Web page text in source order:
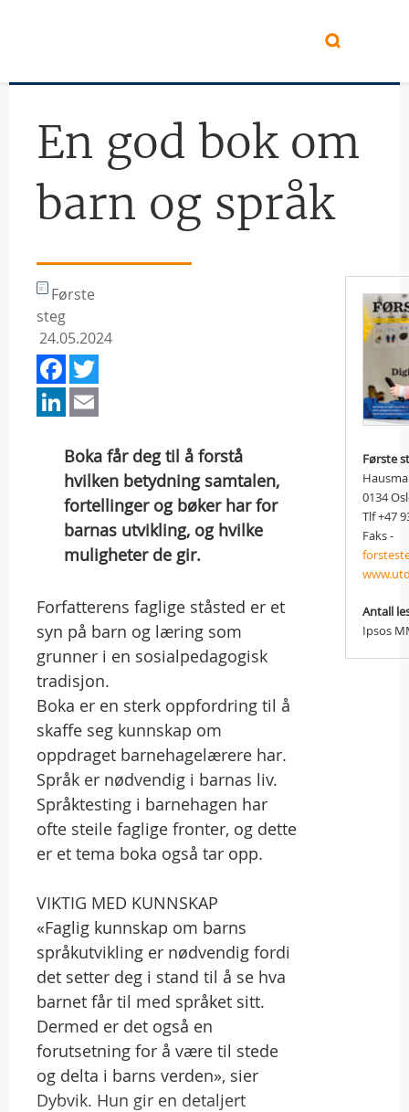
En god bok om
barn og språk
Første
steg
24.05.2024
Facebook
LinkedIn
Boka får deg til å forstå
hvilken betydning samtalen,
fortellinger og bøker har for
barnas utvikling, og hvilke
muligheter de gir.
Forfatterens faglige ståsted er et
syn på barn og læring som
grunner i en sosialpedagogisk
tradisjon.
Boka er en sterk oppfordring til å
skaffe seg kunnskap om
oppdraget barnehagelærere har.
Språk er nødvendig i barnas liv.
Språktesting i barnehagen har
ofte steile faglige fronter, og dette
er et tema boka også tar opp.
VIKTIG MED KUNNSKAP
«Faglig kunnskap om barns
språkutvikling er nødvendig fordi
det setter deg i stand til å se hva
barnet får til med språket sitt.
Dermed er det også en
forutsetning for å være til stede
og delta i barns verden», sier
Dybvik. Hun gir en detaljert
Første
0134
Tlf +47
Faks -
Antall
Ipsos